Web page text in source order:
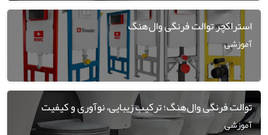
استراکچر توالت فرنگی وال‌هنگ
آموزشی
توالت فرنگی وال‌هنگ؛ ترکیب زیبایی، نوآوری و کیفیت
آموزشی